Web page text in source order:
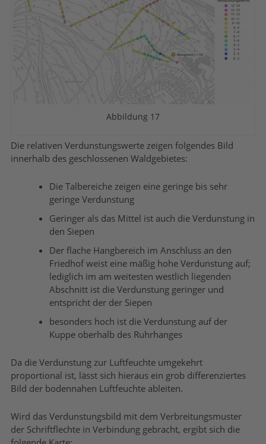
Abbildung 17
Die relativen Verdunstungswerte zeigen folgendes Bild
innerhalb des geschlossenen Waldgebietes:
Die Talbereiche zeigen eine geringe bis sehr
geringe Verdunstung
Geringer als das Mittel ist auch die Verdunstung in
den Siepen
Der flache Hangbereich im Anschluss an den
Friedhof weist eine mäßig hohe Verdunstung auf;
lediglich im am weitesten westlich liegenden
Abschnitt ist die Verdunstung geringer und
entspricht der der Siepen
besonders hoch ist die Verdunstung auf der
Kuppe oberhalb des Ruhrhanges
Da die Verdunstung zur Luftfeuchte umgekehrt
proportional ist, lässt sich hieraus ein grob differenziertes
Bild der bodennahen Luftfeuchte ableiten.
Wird das Verdunstungsbild mit dem Verbreitungsmuster
der Schriftflechte in Verbindung gebracht, ergibt sich die